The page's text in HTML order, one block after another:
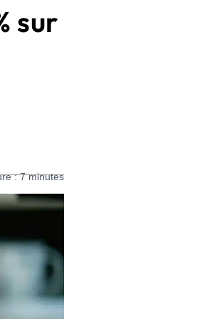
sur
: 7 minutes